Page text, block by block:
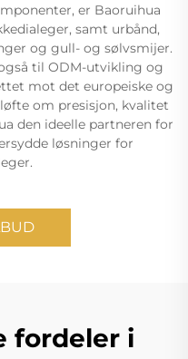
er Baoruihua
samt urbånd,
og gull- og sølvsmijer.
til ODM-utvikling og
mot det europeiske og
om presisjon, kvalitet
den ideelle partneren for
løsninger for
fordeler i